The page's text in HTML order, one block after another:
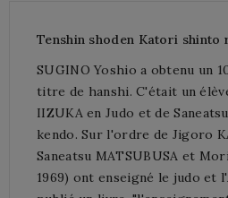
Tenshin shoden Katori shinto
SUGINO Yoshio a obtenu un
titre de hanshi. C'était un
IIZUKA en Judo et de
kendo. Sur l'ordre de Jigoro
Saneatsu MATSUBUSA et
1969) ont enseigné le judo et